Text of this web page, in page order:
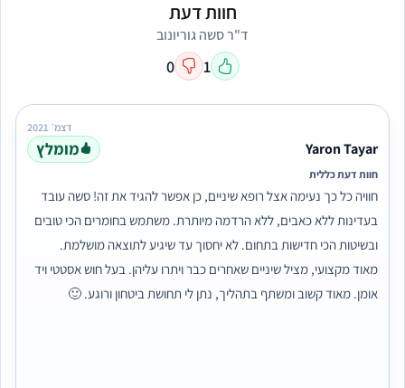
חוות דעת
ד"ר סשה גוריונוב
1
0
דצמ׳ 2021
Yaron Tayar מומלץ
חוות דעת כללית
חוויה כל כך נעימה אצל רופא שיניים, כן אפשר להגיד את זה! סשה עובד
בעדינות ללא כאבים, ללא הרדמה מיותרת. משתמש בחומרים הכי טובים
ובשיטות הכי חדישות בתחום. לא יחסוך עד שיגיע לתוצאה מושלמת.
מאוד מקצועי, מציל שיניים שאחרים כבר ויתרו עליהן. בעל חוש אסטטי ויד
אומן. מאוד קשוב ומשתף בתהליך, נתן לי תחושת ביטחון ורוגע. 🙂